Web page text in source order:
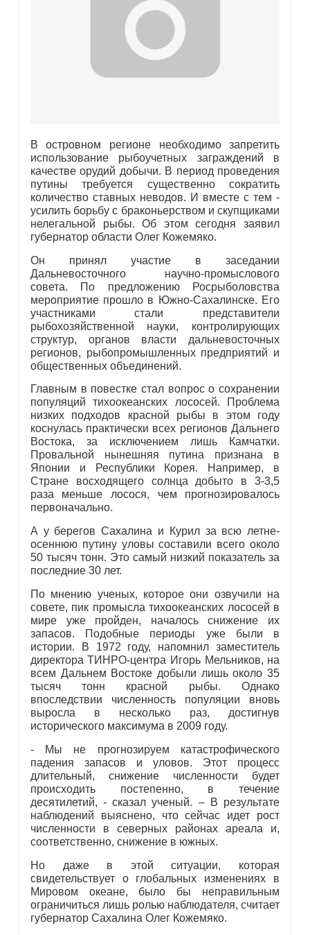
В островном регионе необходимо запретить
использование рыбоучетных заграждений в
качестве орудий добычи. В период проведения
путины требуется существенно сократить
количество ставных неводов. И вместе с тем -
усилить борьбу с браконьерством и скупщиками
нелегальной рыбы. Об этом сегодня заявил
губернатор области Олег Кожемяко.
Он принял участие в заседании
Дальневосточного научно-промыслового
совета. По предложению Росрыболовства
мероприятие прошло в Южно-Сахалинске. Его
участниками стали представители
рыбохозяйственной науки, контролирующих
структур, органов власти дальневосточных
регионов, рыбопромышленных предприятий и
общественных объединений.
Главным в повестке стал вопрос о сохранении
популяций тихоокеанских лососей. Проблема
низких подходов красной рыбы в этом году
коснулась практически всех регионов Дальнего
Востока, за исключением лишь Камчатки.
Провальной нынешняя путина признана в
Японии и Республики Корея. Например, в
Стране восходящего солнца добыто в 3-3,5
раза меньше лосося, чем прогнозировалось
первоначально.
А у берегов Сахалина и Курил за всю летне-
осеннюю путину уловы составили всего около
50 тысяч тонн. Это самый низкий показатель за
последние 30 лет.
По мнению ученых, которое они озвучили на
совете, пик промысла тихоокеанских лососей в
мире уже пройден, началось снижение их
запасов. Подобные периоды уже были в
истории. В 1972 году, напомнил заместитель
директора ТИНРО-центра Игорь Мельников, на
всем Дальнем Востоке добыли лишь около 35
тысяч тонн красной рыбы. Однако
впоследствии численность популяции вновь
выросла в несколько раз, достигнув
исторического максимума в 2009 году.
- Мы не прогнозируем катастрофического
падения запасов и уловов. Этот процесс
длительный, снижение численности будет
происходить постепенно, в течение
десятилетий, - сказал ученый. – В результате
наблюдений выяснено, что сейчас идет рост
численности в северных районах ареала и,
соответственно, снижение в южных.
Но даже в этой ситуации, которая
свидетельствует о глобальных изменениях в
Мировом океане, было бы неправильным
ограничиться лишь ролью наблюдателя, считает
губернатор Сахалина Олег Кожемяко.